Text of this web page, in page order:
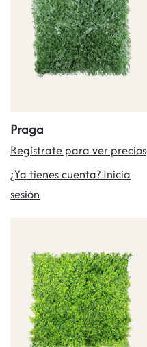
Praga
Regístrate para ver precios
¿Ya tienes cuenta? Inicia
sesión